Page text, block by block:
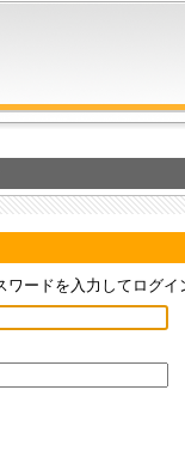
ワードを入力してログイ